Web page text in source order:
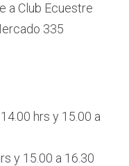
a Club Ecuestre
335
hrs y 15.00 a
y 15.00 a 16.30